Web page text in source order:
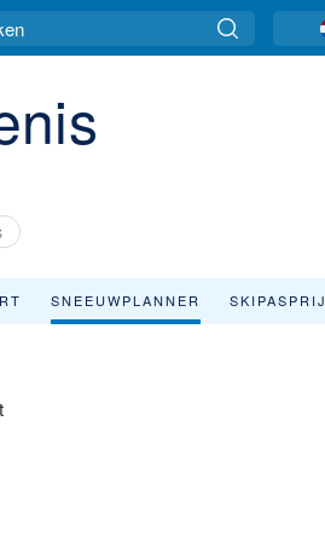
SNEEUWPLANNER